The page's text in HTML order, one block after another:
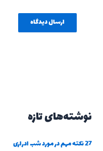
نوشته‌های تازه
27 نکته مهم در مورد شب ادراری